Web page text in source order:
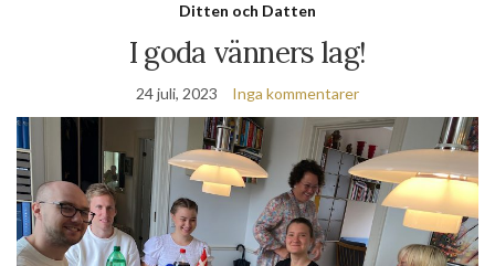
Ditten och Datten
I goda vänners lag!
24 juli, 2023 Inga kommentarer